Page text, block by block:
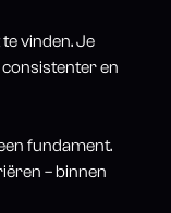
vinden. Je
en
fundament.
– binnen